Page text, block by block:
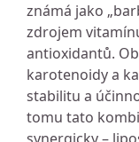
známá jako
zdrojem
antioxidantů.
karotenoidy a
stabilitu a
tomu tato